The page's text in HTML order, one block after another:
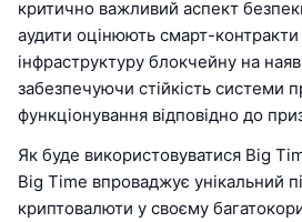
критично важливий аспект
аудити оцінюють смарт-контракти
інфраструктуру блокчейну на
забезпечуючи стійкість системи
функціонування відповідно до
Як буде використовуватися Big
Big Time впроваджує унікальний
криптовалюти у своєму